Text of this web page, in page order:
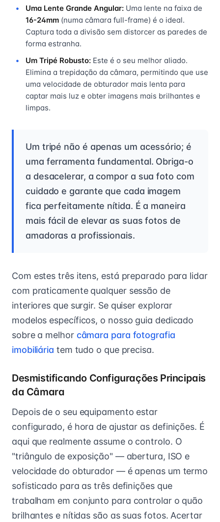
Uma Lente Grande Angular: Uma lente na faixa de
16-24mm (numa câmara full-frame) é o ideal.
Captura toda a divisão sem distorcer as paredes de
forma estranha.
Um Tripé Robusto: Este é o seu melhor aliado.
Elimina a trepidação da câmara, permitindo que use
uma velocidade de obturador mais lenta para
captar mais luz e obter imagens mais brilhantes e
limpas.
Um tripé não é apenas um acessório; é
uma ferramenta fundamental. Obriga-o
a desacelerar, a compor a sua foto com
cuidado e garante que cada imagem
fica perfeitamente nítida. É a maneira
mais fácil de elevar as suas fotos de
amadoras a profissionais.
Com estes três itens, está preparado para lidar
com praticamente qualquer sessão de
interiores que surgir. Se quiser explorar
modelos específicos, o nosso guia dedicado
sobre a melhor câmara para fotografia
imobiliária tem tudo o que precisa.
Desmistificando Configurações Principais
da Câmara
Depois de o seu equipamento estar
configurado, é hora de ajustar as definições. É
aqui que realmente assume o controlo. O
"triângulo de exposição" — abertura, ISO e
velocidade do obturador — é apenas um termo
sofisticado para as três definições que
trabalham em conjunto para controlar o quão
brilhantes e nítidas são as suas fotos. Acertar